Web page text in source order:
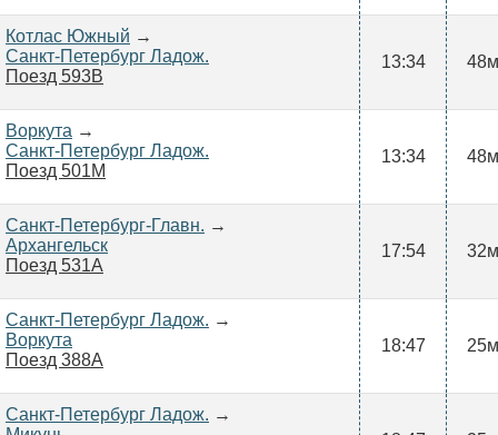
Котлас Южный →
Санкт-Петербург Ладож.
Поезд 593В
13:34 48м
Воркута →
Санкт-Петербург Ладож.
Поезд 501М
13:34 48м
Санкт-Петербург-Главн. →
Архангельск
Поезд 531А
17:54 32м
Санкт-Петербург Ладож. →
Воркута
Поезд 388А
18:47 25м
Санкт-Петербург Ладож. →